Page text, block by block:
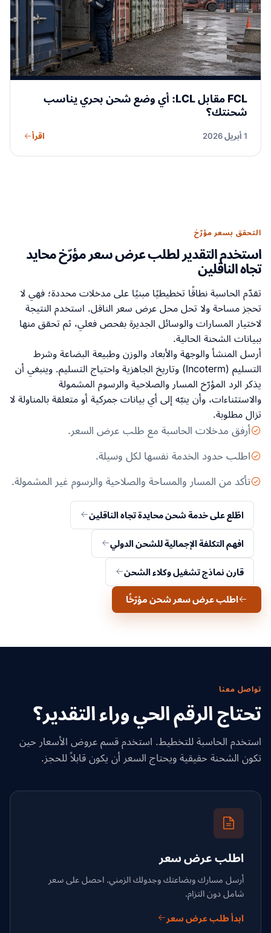
FCL مقابل LCL: أي وضع شحن بحري يناسب
شحنتك؟
1 أبريل 2026 اقرأ
التحقق بسعر مؤرّخ
استخدم التقدير لطلب عرض سعر مؤرّخ محايد
تجاه الناقلين
تقدّم الحاسبة نطاقًا تخطيطيًا مبنيًا على مدخلات محددة؛ فهي لا
تحجز مساحة ولا تحل محل عرض سعر الناقل. استخدم النتيجة
لاختيار المسارات والوسائل الجديرة بفحص فعلي، ثم تحقق منها
ببيانات الشحنة الحالية.
أرسل المنشأ والوجهة والأبعاد والوزن وطبيعة البضاعة وشرط
التسليم (Incoterm) وتاريخ الجاهزية واحتياج التسليم. وينبغي أن
يذكر الرد المؤرّخ المسار والصلاحية والرسوم المشمولة
والاستثناءات، وأن ينبّه إلى أي بيانات جمركية أو متعلقة بالمناولة لا
تزال مطلوبة.
أرفق مدخلات الحاسبة مع طلب عرض السعر.
اطلب حدود الخدمة نفسها لكل وسيلة.
تأكد من المسار والمساحة والصلاحية والرسوم غير المشمولة.
اطّلع على خدمة شحن محايدة تجاه الناقلين
افهم التكلفة الإجمالية للشحن الدولي
قارن نماذج تشغيل وكلاء الشحن
اطلب عرض سعر شحن مؤرّخًا
تواصل معنا
تحتاج الرقم الحي وراء التقدير؟
استخدم الحاسبة للتخطيط. استخدم قسم عروض الأسعار حين
تكون الشحنة حقيقية ويحتاج السعر أن يكون قابلاً للحجز.
اطلب عرض سعر
أرسل مسارك وبضاعتك وجدولك الزمني. احصل على سعر
شامل دون التزام.
ابدأ طلب عرض سعر